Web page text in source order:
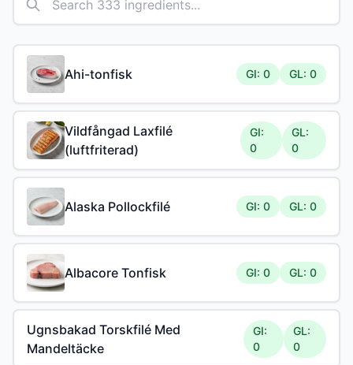
Ahi-tonfisk GI: 0 GL: 0
Vildfångad Laxfilé
(luftfriterad)
GI:
0
GL:
0
Alaska Pollockfilé GI: 0 GL: 0
Albacore Tonfisk GI: 0 GL: 0
Ugnsbakad Torskfilé Med
Mandeltäcke
GI:
0
GL:
0